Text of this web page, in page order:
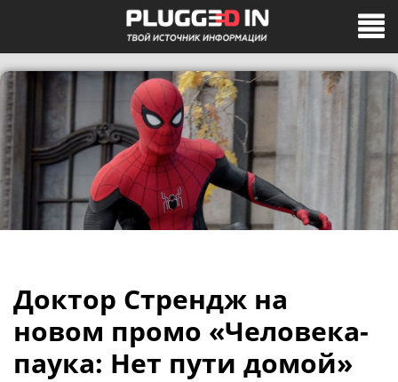
Доктор Стрендж на
новом промо «Человека-
паука: Нет пути домой»